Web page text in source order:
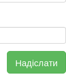
Надіслати